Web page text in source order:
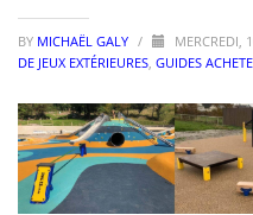
BY MICHAËL GALY / MERCREDI,
DE JEUX EXTÉRIEURES, GUIDES